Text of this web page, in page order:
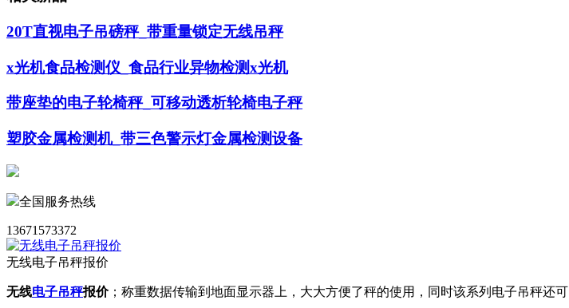
20T直视电子吊磅秤_带重量锁定无线吊秤
x光机食品检测仪_食品行业异物检测x光机
带座垫的电子轮椅秤_可移动透析轮椅电子秤
​塑胶金属检测机_带三色警示灯金属检测设备
全国服务热线
13671573372
无线电子吊秤报价
无线电子吊秤报价；称重数据传输到地面显示器上，大大方便了秤的使用，同时该系列电子吊秤还